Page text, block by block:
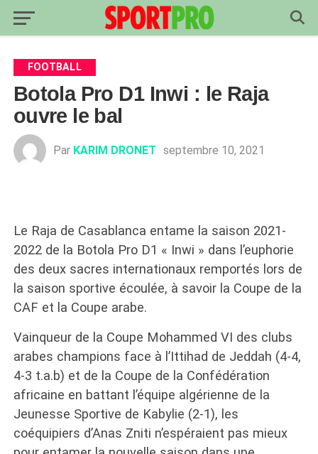
FOOTBALL
Botola Pro D1 Inwi : le Raja
ouvre le bal
Par KARIM DRONET septembre 10, 2021
Le Raja de Casablanca entame la saison 2021-
2022 de la Botola Pro D1 « Inwi » dans l’euphorie
des deux sacres internationaux remportés lors de
la saison sportive écoulée, à savoir la Coupe de la
CAF et la Coupe arabe.
Vainqueur de la Coupe Mohammed VI des clubs
arabes champions face à l’Ittihad de Jeddah (4-4,
4-3 t.a.b) et de la Coupe de la Confédération
africaine en battant l’équipe algérienne de la
Jeunesse Sportive de Kabylie (2-1), les
coéquipiers d’Anas Zniti n’espéraient pas mieux